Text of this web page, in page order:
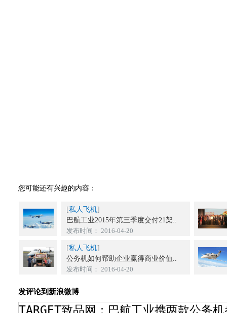
您可能还有兴趣的内容：
[私人飞机]
巴航工业2015年第三季度交付21架..
发布时间： 2016-04-20
[私人飞机]
公务机如何帮助企业赢得商业价值..
发布时间： 2016-04-20
发评论到新浪微博